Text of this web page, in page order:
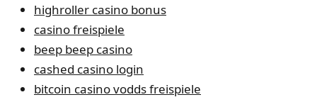
highroller casino bonus
casino freispiele
beep beep casino
cashed casino login
bitcoin casino vodds freispiele